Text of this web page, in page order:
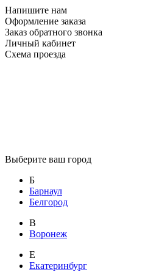
Напишите нам
Оформление заказа
Заказ обратного звонка
Личный кабинет
Схема проезда
Выберите ваш город
Б
Барнаул
Белгород
В
Воронеж
Е
Екатеринбург